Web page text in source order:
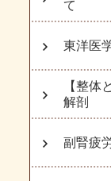
て
東洋医
【整体
解剖
副腎疲